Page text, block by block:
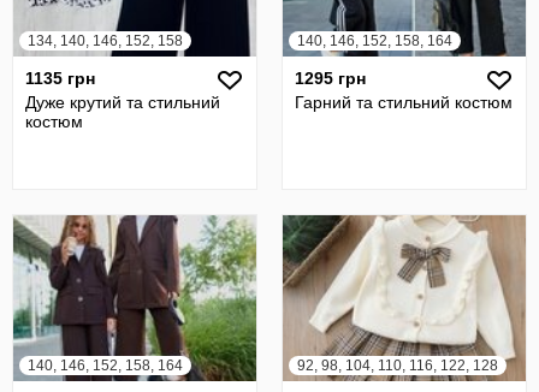
134, 140, 146, 152, 158
1135 грн
Дуже крутий та стильний
костюм
140, 146, 152, 158, 164
1295 грн
Гарний та стильний костюм
140, 146, 152, 158, 164 92, 98, 104, 110, 116, 122, 128